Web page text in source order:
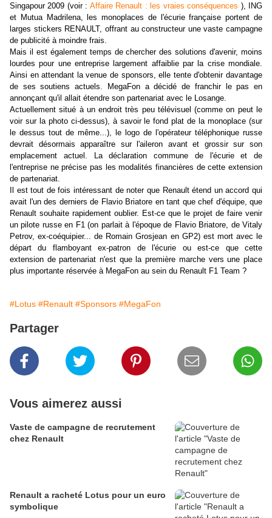
Singapour 2009 (voir : Affaire Renault : les vraies conséquences ), ING
et Mutua Madrilena, les monoplaces de l'écurie française portent de
larges stickers RENAULT, offrant au constructeur une vaste campagne
de publicité à moindre frais.
Mais il est également temps de chercher des solutions d'avenir, moins
lourdes pour une entreprise largement affaiblie par la crise mondiale.
Ainsi en attendant la venue de sponsors, elle tente d'obtenir davantage
de ses soutiens actuels. MegaFon a décidé de franchir le pas en
annonçant qu'il allait étendre son partenariat avec le Losange.
Actuellement situé à un endroit très peu télévisuel (comme on peut le
voir sur la photo ci-dessus), à savoir le fond plat de la monoplace (sur
le dessus tout de même...), le logo de l'opérateur téléphonique russe
devrait désormais apparaître sur l'aileron avant et grossir sur son
emplacement actuel. La déclaration commune de l'écurie et de
l'entreprise ne précise pas les modalités financières de cette extension
de partenariat.
Il est tout de fois intéressant de noter que Renault étend un accord qui
avait l'un des derniers de Flavio Briatore en tant que chef d'équipe, que
Renault souhaite rapidement oublier. Est-ce que le projet de faire venir
un pilote russe en F1 (on parlait à l'époque de Flavio Briatore, de Vitaly
Petrov, ex-coéquipier... de Romain Grosjean en GP2) est mort avec le
départ du flamboyant ex-patron de l'écurie ou est-ce que cette
extension de partenariat n'est que la première marche vers une place
plus importante réservée à MegaFon au sein du Renault F1 Team ?
#Lotus #Renault #Sponsors #MegaFon
Partager
Vous aimerez aussi
Vaste de campagne de recrutement
chez Renault
Renault a racheté Lotus pour un euro
symbolique